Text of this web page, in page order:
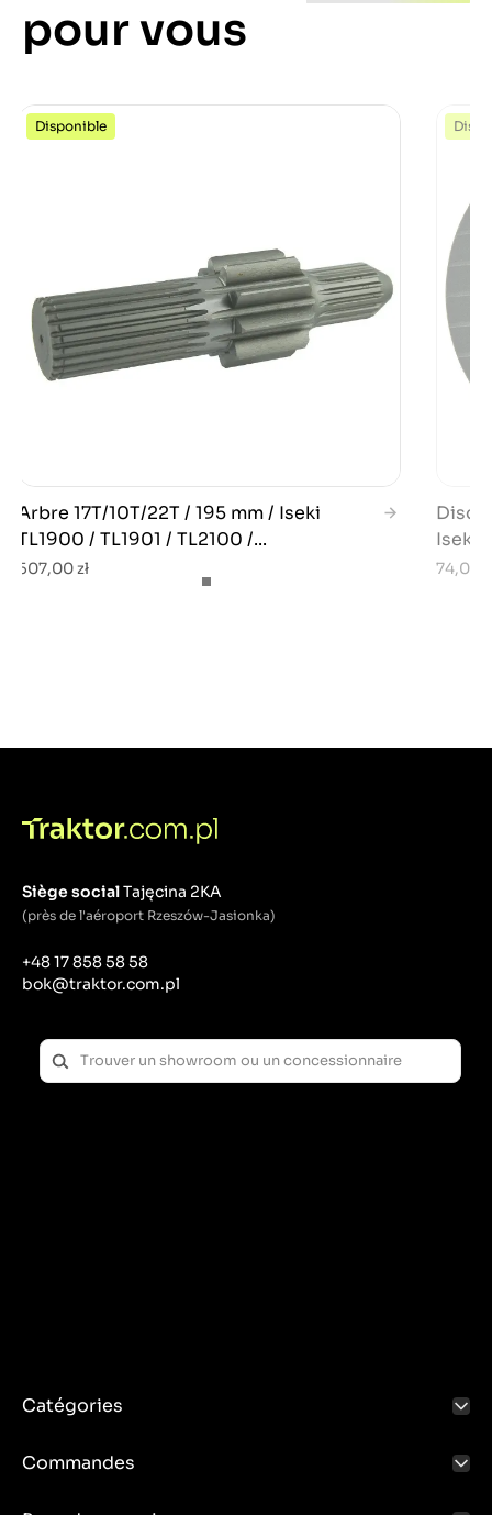
pour vous
Disponible
Arbre 17T/10T/22T / 195 mm / Iseki
TL1900 / TL1901 / TL2100 /...
507,00 zł
Iseki
74,00
Siège socialTajęcina 2KA
(près de l'aéroport Rzeszów-Jasionka)
+48 17 858 58 58
bok@traktor.com.pl
Catégories
Commandes